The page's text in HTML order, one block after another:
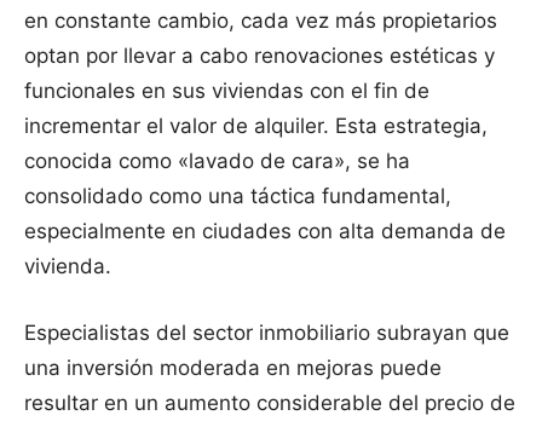
en constante cambio, cada vez más propietarios
optan por llevar a cabo renovaciones estéticas y
funcionales en sus viviendas con el fin de
incrementar el valor de alquiler. Esta estrategia,
conocida como «lavado de cara», se ha
consolidado como una táctica fundamental,
especialmente en ciudades con alta demanda de
vivienda.
Especialistas del sector inmobiliario subrayan que
una inversión moderada en mejoras puede
resultar en un aumento considerable del precio de